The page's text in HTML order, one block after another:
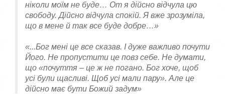
ніколи моїм не буде… От я дійсно відчула цю
свободу. Дійсно відчула спокій. Я вже зрозуміла,
що в мене й так все буде добре…»
«...Бог мені це все сказав. І дуже важливо почути
Його. Не пропустити це повз себе. Не думати,
що «почуття – це ж не погано. Бог хоче, щоб
усі були щасливі. Щоб усі мали пару». Але це
дійсно має бути Божий задум»